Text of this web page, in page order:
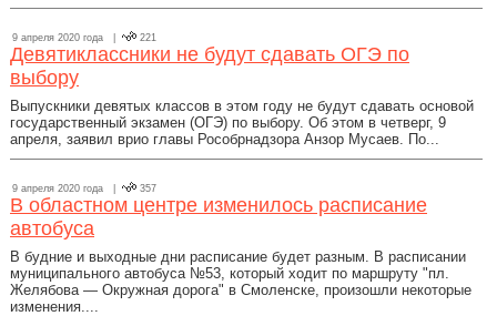
9 апреля 2020 года | 221
Девятиклассники не будут сдавать ОГЭ по
выбору
Выпускники девятых классов в этом году не будут сдавать основой
государственный экзамен (ОГЭ) по выбору. Об этом в четверг, 9
апреля, заявил врио главы Рособрнадзора Анзор Мусаев. По...
9 апреля 2020 года | 357
В областном центре изменилось расписание
автобуса
В будние и выходные дни расписание будет разным. В расписании
муниципального автобуса №53, который ходит по маршруту "пл.
Желябова — Окружная дорога" в Смоленске, произошли некоторые
изменения....